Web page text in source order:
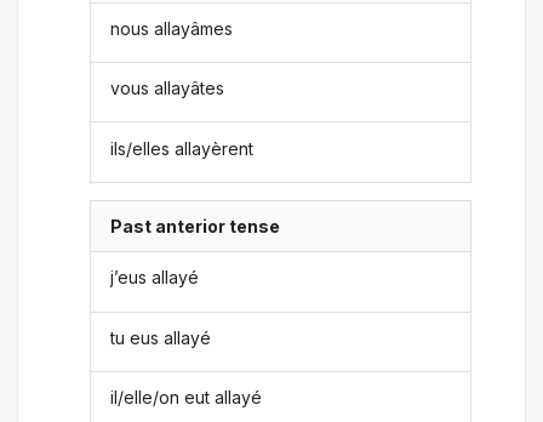
nous allayâmes
vous allayâtes
ils/elles allayèrent
Past anterior tense
j’eus allayé
tu eus allayé
il/elle/on eut allayé